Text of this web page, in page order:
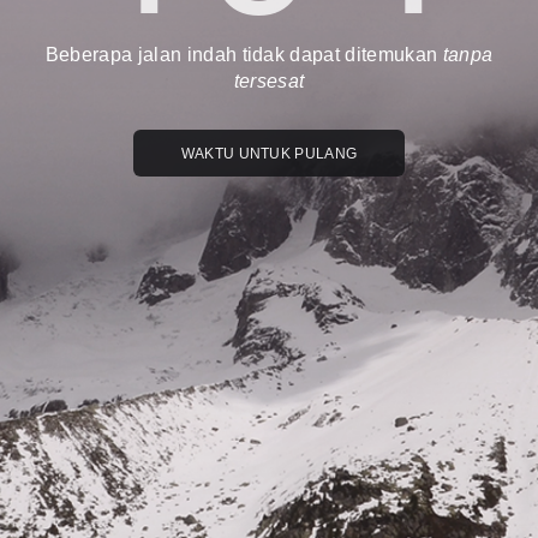
Beberapa jalan indah tidak dapat ditemukan tanpa
tersesat
WAKTU UNTUK PULANG